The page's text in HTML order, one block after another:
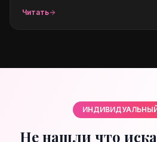
Адриатике, какие цветы подходят
Читать
Не нашли что